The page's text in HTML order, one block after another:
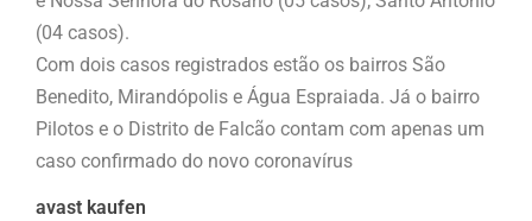
(04 casos).
Com dois casos registrados estão os bairros São
Benedito, Mirandópolis e Água Espraiada. Já o bairro
Pilotos e o Distrito de Falcão contam com apenas um
caso confirmado do novo coronavírus
avast kaufen